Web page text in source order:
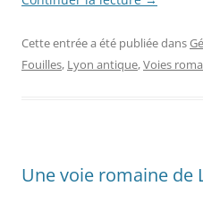
Cette entrée a été publiée dans
Fouilles, Lyon antique,Voies
Une voie romaine de